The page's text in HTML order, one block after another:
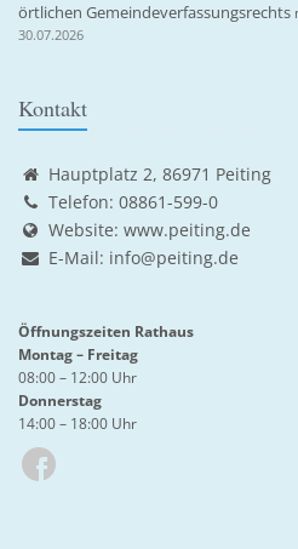
örtlichen Gemeindeverfassungsrechts
30.07.2026
Kontakt
Hauptplatz 2, 86971 Peiting
Telefon: 08861-599-0
Website: www.peiting.de
E-Mail: info@peiting.de
Öffnungszeiten Rathaus
Montag – Freitag
08:00 – 12:00 Uhr
Donnerstag
14:00 – 18:00 Uhr